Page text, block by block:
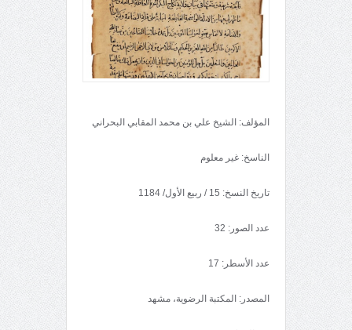
المؤلف: الشيخ علي بن محمد المقابي البحراني
الناسخ: غير معلوم
تاريخ النسخ: 15 / ربيع الأول/ 1184
عدد الصور: 32
عدد الأسطر: 17
المصدر: المكتبة الرضوية، مشهد